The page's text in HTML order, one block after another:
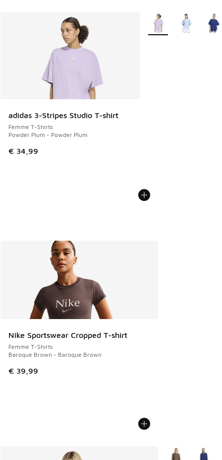
adidas 3-Stripes Studio T-shirt
Femme T-Shirts
Powder Plum - Powder Plum
€ 34,99
Plus de couleurs
Nike Sportswear Cropped T-shirt
Femme T-Shirts
Baroque Brown - Baroque Brown
€ 39,99
Plus de couleurs